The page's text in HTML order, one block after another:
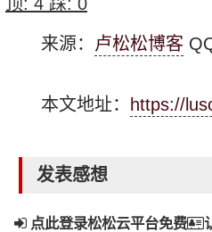
来源： 卢松松博客
本文地址： https://
发表感想
点此登录松松云平台免费